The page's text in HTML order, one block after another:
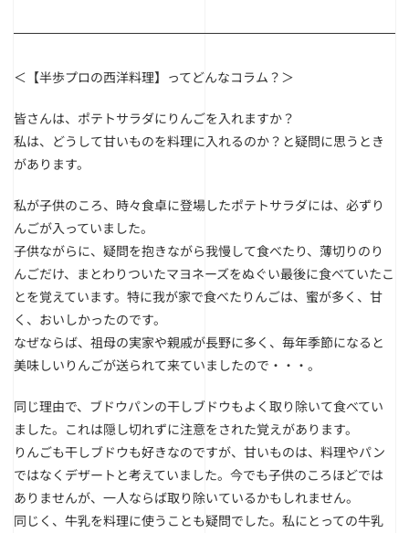
＜【半歩プロの西洋料理】ってどんなコラム？＞
皆さんは、ポテトサラダにりんごを入れますか？
私は、どうして甘いものを料理に入れるのか？と疑問に思うとき
があります。
私が子供のころ、時々食卓に登場したポテトサラダには、必ずり
んごが入っていました。
子供ながらに、疑問を抱きながら我慢して食べたり、薄切りのり
んごだけ、まとわりついたマヨネーズをぬぐい最後に食べていたこ
とを覚えています。特に我が家で食べたりんごは、蜜が多く、甘
く、おいしかったのです。
なぜならば、祖母の実家や親戚が長野に多く、毎年季節になると
美味しいりんごが送られて来ていましたので・・・。
同じ理由で、ブドウパンの干しブドウもよく取り除いて食べてい
ました。これは隠し切れずに注意をされた覚えがあります。
りんごも干しブドウも好きなのですが、甘いものは、料理やパン
ではなくデザートと考えていました。今でも子供のころほどでは
ありませんが、一人ならば取り除いているかもしれません。
同じく、牛乳を料理に使うことも疑問でした。私にとっての牛乳